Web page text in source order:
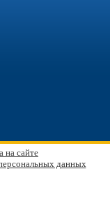
на сайте
данных